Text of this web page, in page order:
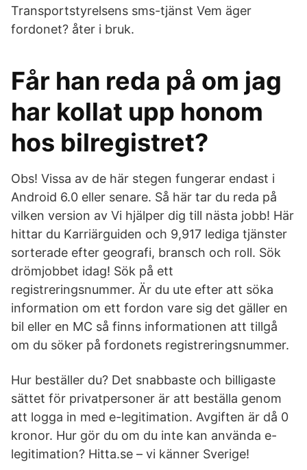
Transportstyrelsens sms-tjänst Vem äger
fordonet? åter i bruk.
Får han reda på om jag
har kollat upp honom
hos bilregistret?
Obs! Vissa av de här stegen fungerar endast i
Android 6.0 eller senare. Så här tar du reda på
vilken version av Vi hjälper dig till nästa jobb! Här
hittar du Karriärguiden och 9,917 lediga tjänster
sorterade efter geografi, bransch och roll. Sök
drömjobbet idag! Sök på ett
registreringsnummer. Är du ute efter att söka
information om ett fordon vare sig det gäller en
bil eller en MC så finns informationen att tillgå
om du söker på fordonets registreringsnummer.
Hur beställer du? Det snabbaste och billigaste
sättet för privatpersoner är att beställa genom
att logga in med e-legitimation. Avgiften är då 0
kronor. Hur gör du om du inte kan använda e-
legitimation? Hitta.se – vi känner Sverige!